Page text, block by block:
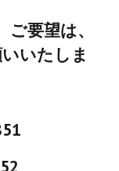
要望は、
いたしま